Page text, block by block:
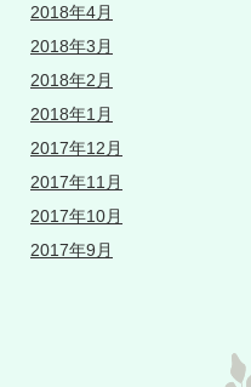
2018年4月
2018年3月
2018年2月
2018年1月
2017年12月
2017年11月
2017年10月
2017年9月